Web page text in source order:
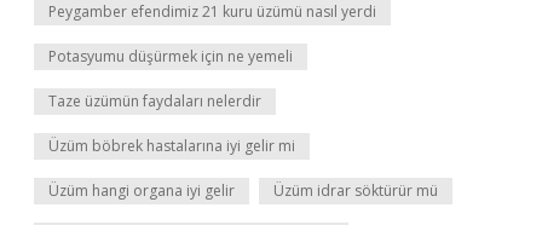
Peygamber efendimiz 21 kuru üzümü nasıl yerdi
Potasyumu düşürmek için ne yemeli
Taze üzümün faydaları nelerdir
Üzüm böbrek hastalarına iyi gelir mi
Üzüm hangi organa iyi gelir Üzüm idrar söktürür mü